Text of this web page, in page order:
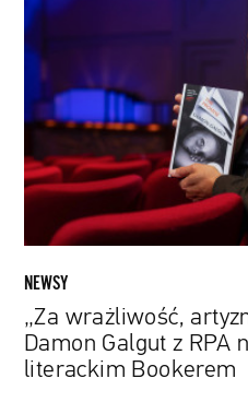
wrażliwość,
artyzm
rozmach":
Damon
z
RPA
nagrodzony
literackim
Bookerem
NEWSY
„Za wrażliwość,
Damon Galgut z RPA
literackim Bookerem